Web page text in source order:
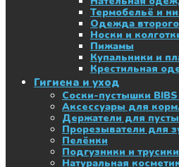
Термобельё и
Одежда
Носки и
Пижамы
Купальники и
Крестильная
Гигиена и уход
Соски-пустышки
Аксессуары для
Держатели для
Прорезыватели для
Пелёнки
Подгузники и трусики
Натуральная